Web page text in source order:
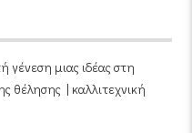
γένεση μιας ιδέας στη
θέλησης | καλλιτεχνική